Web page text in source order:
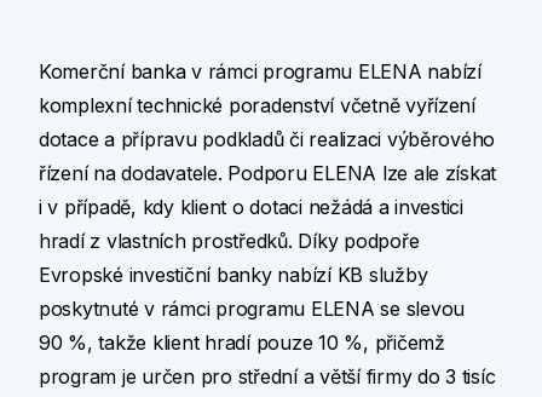
Komerční banka v rámci programu ELENA nabízí
komplexní technické poradenství včetně vyřízení
dotace a přípravu podkladů či realizaci výběrového
řízení na dodavatele. Podporu ELENA lze ale získat
i v případě, kdy klient o dotaci nežádá a investici
hradí z vlastních prostředků. Díky podpoře
Evropské investiční banky nabízí KB služby
poskytnuté v rámci programu ELENA se slevou
90 %, takže klient hradí pouze 10 %, přičemž
program je určen pro střední a větší firmy do 3 tisíc